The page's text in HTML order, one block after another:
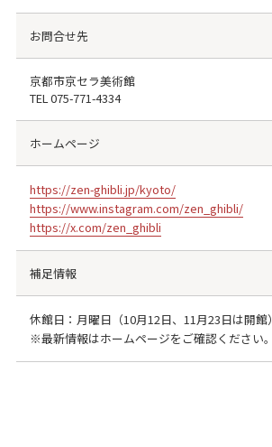
お問合せ先
京都市京セラ美術館
TEL075-771-4334
ホームページ
https://zen-ghibli.jp/kyoto/
https://www.instagram.com/zen_ghibli/
https://x.com/zen_ghibli
補足情報
休館日：月曜日（10月12日、11月23日は開館）
※最新情報はホームページをご確認ください。